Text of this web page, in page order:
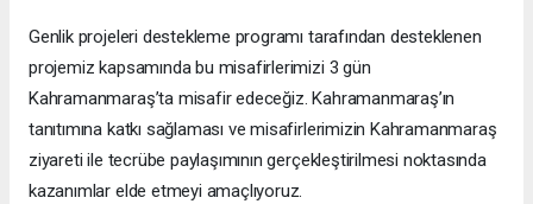
Genlik projeleri destekleme programı tarafından desteklenen
projemiz kapsamında bu misafirlerimizi 3 gün
Kahramanmaraş’ta misafir edeceğiz. Kahramanmaraş’ın
tanıtımına katkı sağlaması ve misafirlerimizin Kahramanmaraş
ziyareti ile tecrübe paylaşımının gerçekleştirilmesi noktasında
kazanımlar elde etmeyi amaçlıyoruz.